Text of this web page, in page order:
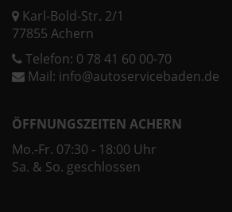
Karl-Bold-Str. 2/1
77855 Achern
Telefon: 0 78 41 60 00-70
Mail: info@autoservicebaden.de
ÖFFNUNGSZEITEN ACHERN
Mo.-Fr. 07:30 - 18:00 Uhr
Sa. & So. geschlossen